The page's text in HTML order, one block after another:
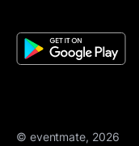
© eventmate, 2026